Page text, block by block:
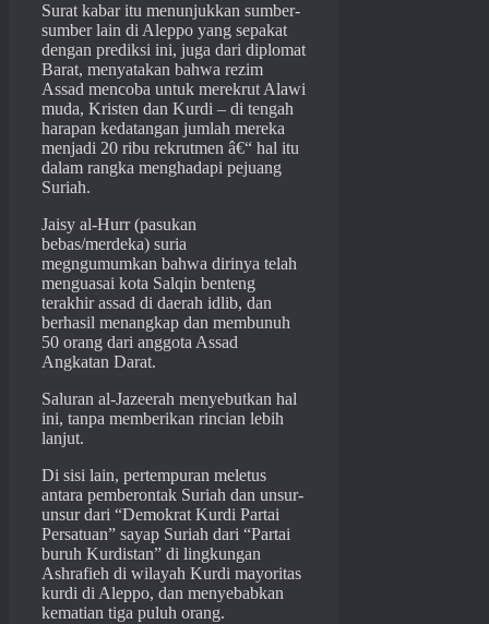
Surat kabar itu menunjukkan sumber-
sumber lain di Aleppo yang sepakat
dengan prediksi ini, juga dari diplomat
Barat, menyatakan bahwa rezim
Assad mencoba untuk merekrut Alawi
muda, Kristen dan Kurdi – di tengah
harapan kedatangan jumlah mereka
menjadi 20 ribu rekrutmen â€“ hal itu
dalam rangka menghadapi pejuang
Suriah.
Jaisy al-Hurr (pasukan
bebas/merdeka) suria
megngumumkan bahwa dirinya telah
menguasai kota Salqin benteng
terakhir assad di daerah idlib, dan
berhasil menangkap dan membunuh
50 orang dari anggota Assad
Angkatan Darat.
Saluran al-Jazeerah menyebutkan hal
ini, tanpa memberikan rincian lebih
lanjut.
Di sisi lain, pertempuran meletus
antara pemberontak Suriah dan unsur-
unsur dari “Demokrat Kurdi Partai
Persatuan” sayap Suriah dari “Partai
buruh Kurdistan” di lingkungan
Ashrafieh di wilayah Kurdi mayoritas
kurdi di Aleppo, dan menyebabkan
kematian tiga puluh orang.